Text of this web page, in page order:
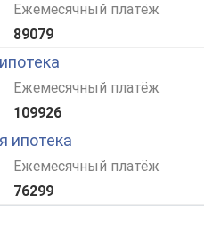
Ежемесячный платёж
89079
Ежемесячный платёж
109926
ипотека
Ежемесячный платёж
76299